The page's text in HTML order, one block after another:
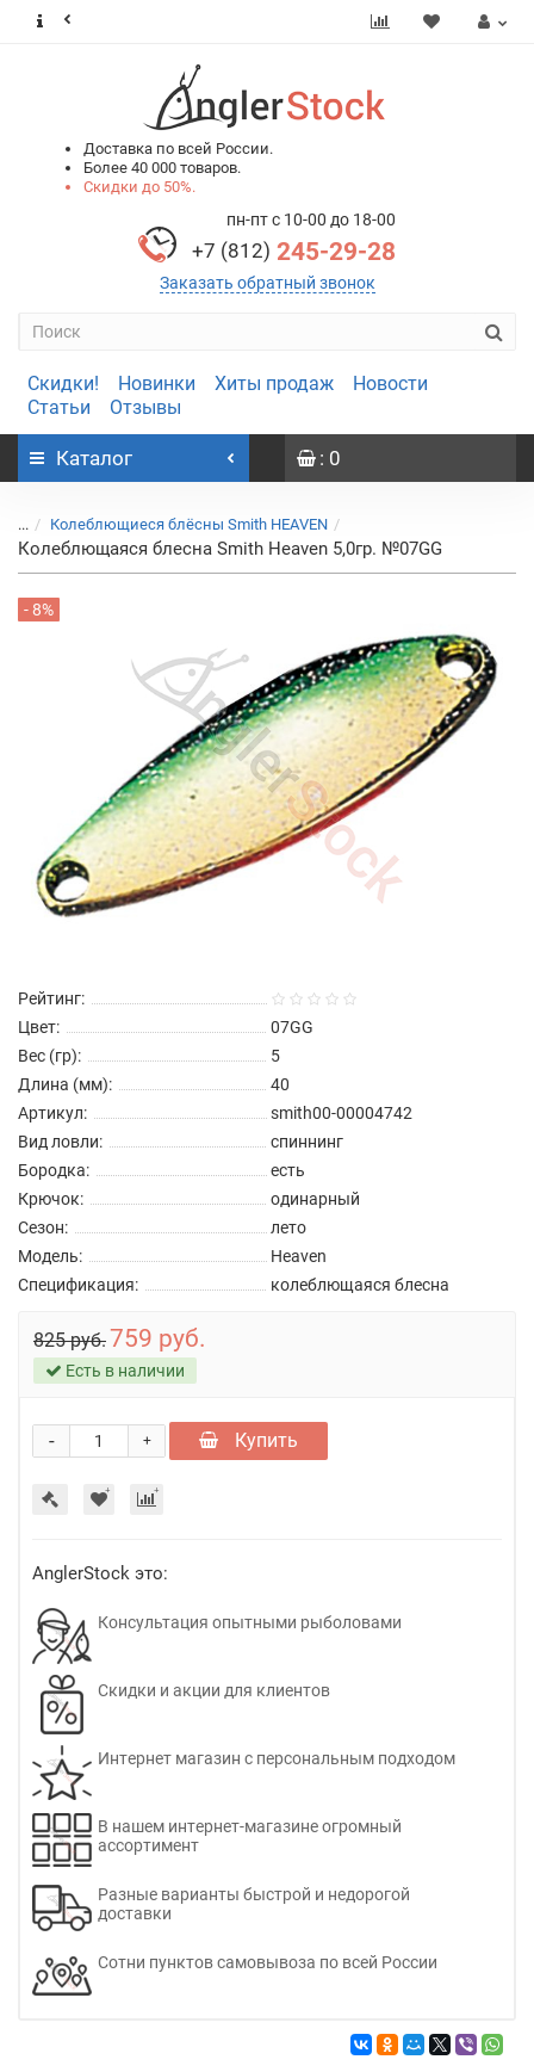
Доставка по всей России.
Более 40 000 товаров.
Скидки до 50%.
пн-пт с 10-00 до 18-00
+7 (812) 245-29-28
Заказать обратный звонок
Скидки! Новинки Хиты продаж
Новости
Статьи
Отзывы
Каталог : 0
... Колеблющиеся блёсны Smith HEAVEN
Колеблющаяся блесна Smith Heaven 5,0гр. №07GG
- 8%
Рейтинг:
Цвет:
07GG
Вес (гр):
5
Длина (мм):
40
Артикул:
smith00-00004742
Вид ловли:
спиннинг
Бородка:
есть
Крючок:
одинарный
Сезон:
лето
Модель:
Heaven
Спецификация:
колеблющаяся блесна
825 руб.759 руб.
Есть в наличии
+
- Купить
AnglerStock это:
Консультация опытными рыболовами
Скидки и акции для клиентов
Интернет магазин с персональным подходом
В нашем интернет-магазине огромный
ассортимент
Разные варианты быстрой и недорогой
доставки
Сотни пунктов самовывоза по всей России